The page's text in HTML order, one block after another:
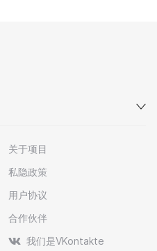
关于项目
私隐政策
用户协议
合作伙伴
我们是VKontakte